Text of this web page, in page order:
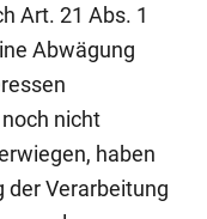
Art. 21 Abs. 1
Abwägung
nicht
haben
der Verarbeitung